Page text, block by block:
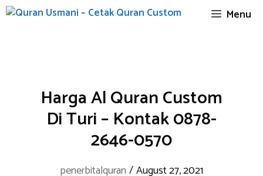
Skip
Menu
Harga Al Quran Custom
Di Turi – Kontak 0878-
2646-0570
penerbitalquran /August 27, 2021